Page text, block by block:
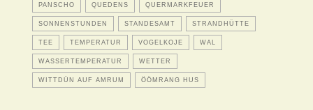
PANSCHO QUEDENS QUERMARKFEUER
SONNENSTUNDEN STANDESAMT STRANDHÜTTE
TEE TEMPERATUR VOGELKOJE WAL
WASSERTEMPERATUR WETTER
WITTDÜN AUF AMRUM ÖÖMRANG HUS